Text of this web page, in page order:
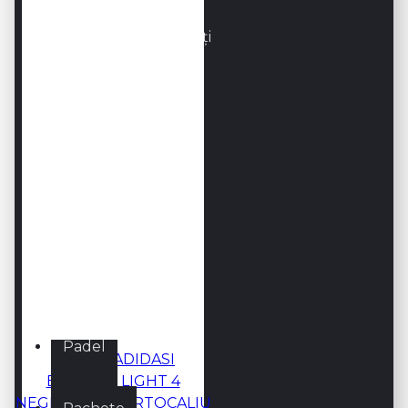
Încălțăminte bărbați
Padel
KSWISS ADIDASI
BIGSHOT LIGHT 4
NEGRU/ALB/PORTOCALIU